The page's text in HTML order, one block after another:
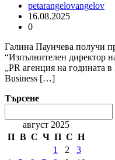
petarangelovangelov
16.08.2025
0
Галина Паунчева получи
“Изпълнителен директор
„PR агенция на годината
Business […]
Търсене
август 2025
П В С Ч П С Н
1
2
3